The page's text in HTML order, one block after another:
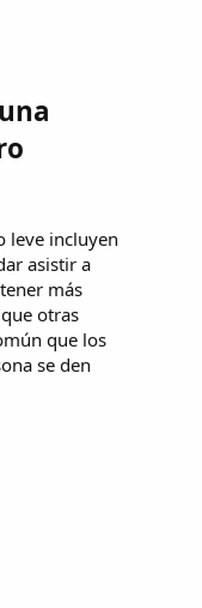
leve incluyen
asistir a
más
otras
que los
se den